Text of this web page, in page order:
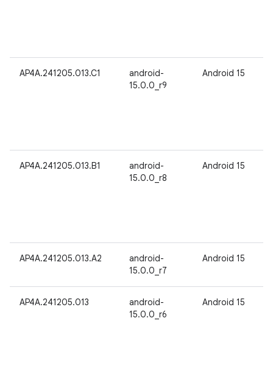
AP4A.241205.013.C1
android-
15.0.0_r9
Android 15
AP4A.241205.013.B1
android-
15.0.0_r8
Android 15
AP4A.241205.013.A2
android-
15.0.0_r7
Android 15
AP4A.241205.013
android-
15.0.0_r6
Android 15